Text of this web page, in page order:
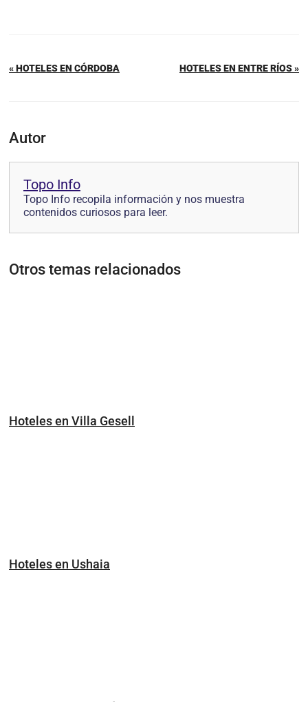
« HOTELES EN CÓRDOBA HOTELES EN ENTRE RÍOS »
Autor
Topo Info
Topo Info recopila información y nos muestra
contenidos curiosos para leer.
Otros temas relacionados
Hoteles en Villa Gesell
Hoteles en Ushaia